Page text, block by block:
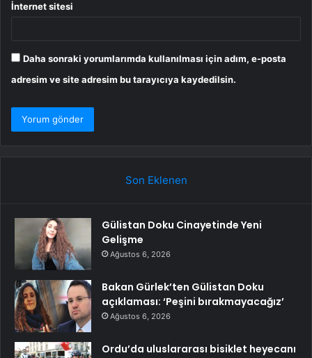
İnternet sitesi
Daha sonraki yorumlarımda kullanılması için adım, e-posta
adresim ve site adresim bu tarayıcıya kaydedilsin.
Son Eklenen
Gülistan Doku Cinayetinde Yeni
Gelişme
Ağustos 6, 2026
Bakan Gürlek’ten Gülistan Doku
açıklaması: ‘Peşini bırakmayacağız’
Ağustos 6, 2026
Ordu’da uluslararası bisiklet heyecanı